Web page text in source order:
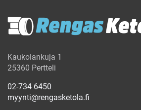
Kaukolankuja 1
25360 Pertteli
02-734 6450
myynti@rengasketola.fi